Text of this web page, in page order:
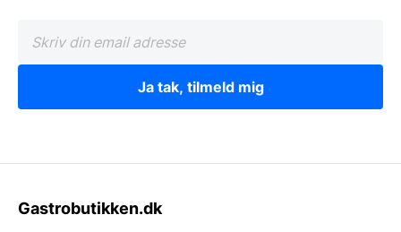
Ja tak, tilmeld mig
Gastrobutikken.dk